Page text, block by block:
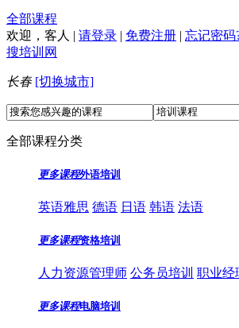
全部课程
欢迎， 客人 | 请登录 | 免费注册 | 忘记密码
搜培训网
长春 [切换城市]
全部课程分类
更多课程外语培训
英语雅思 德语 日语 韩语 法语
更多课程资格培训
人力资源管理师 公务员培训 职业经
更多课程电脑培训